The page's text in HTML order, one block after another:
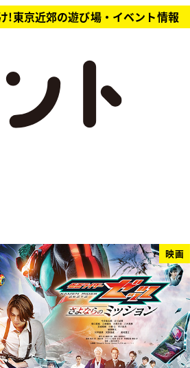
!東京近郊の遊び場・イベント情報
映画